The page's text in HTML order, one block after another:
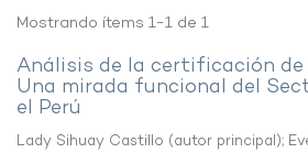
Mostrando ítems 1-1 de 1
Análisis de la certificación de
Una mirada funcional del
el Perú
Lady Sihuay Castillo (autor principal);